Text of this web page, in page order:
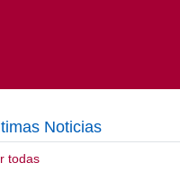
Noticias
todas